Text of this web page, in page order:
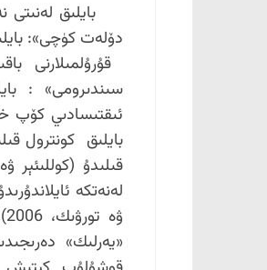
بايلىق
دۆلەت كۈچى»:
سىندىرومى» :
بايلىق كونترول
لەنەتكە
«يەرلىك»